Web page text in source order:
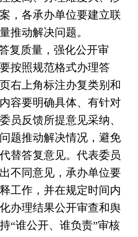
，各承办单位要建立联
推动解决问题。
复质量，强化公开审
按照规范格式办理答
右上角标注办复类别和
容要明确具体、有针对
员反馈所提意见采纳、
题推动解决情况，避免
替答复意见。代表委员
不同意见，承办单位要
工作，并在规定时间内
办理结果公开审查和舆
“谁公开、谁负责”审核